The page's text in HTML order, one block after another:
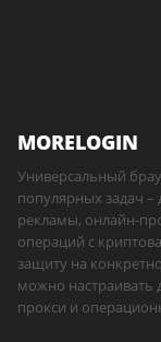
MORELOGIN
Универсальный
популярных задач
рекламы, онлайн-
операций с
защиту на
можно настраивать
прокси и